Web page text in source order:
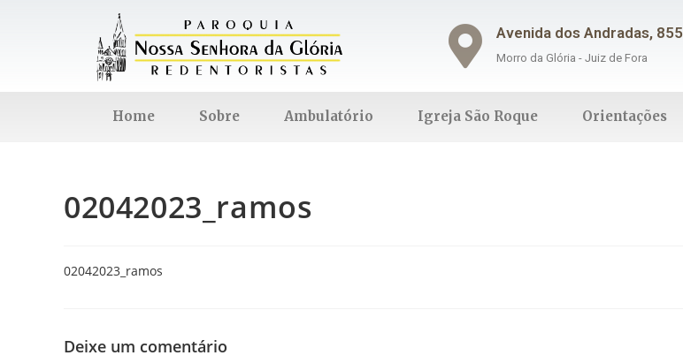
Avenida dos Andradas, 855
Morro da Glória - Juiz de Fora
Home Sobre Ambulatório Igreja São Roque Orientações
02042023_ramos
02042023_ramos
Deixe um comentário